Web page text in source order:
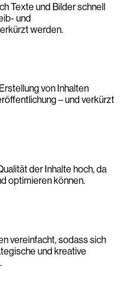
Texte und Bilder schnell
und
werden.
von Inhalten
– und verkürzt
der Inhalte hoch, da
optimieren können.
vereinfacht, sodass sich
und kreative